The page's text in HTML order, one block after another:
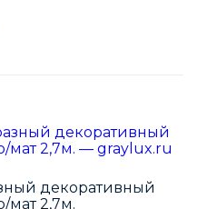
декоративный
мат 2,7м.